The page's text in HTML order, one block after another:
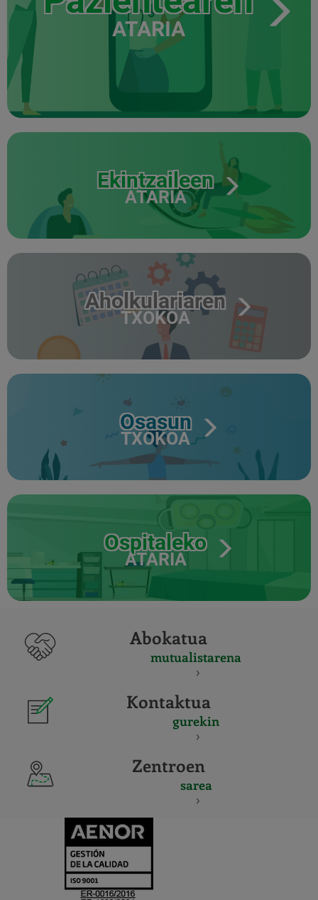
ATARIA
Ekintzaileen
ATARIA
Aholkulariaren
TXOKOA
Osasun
TXOKOA
Ospitaleko
ATARIA
Abokatua
mutualistarena
Kontaktua
gurekin
Zentroen
sarea